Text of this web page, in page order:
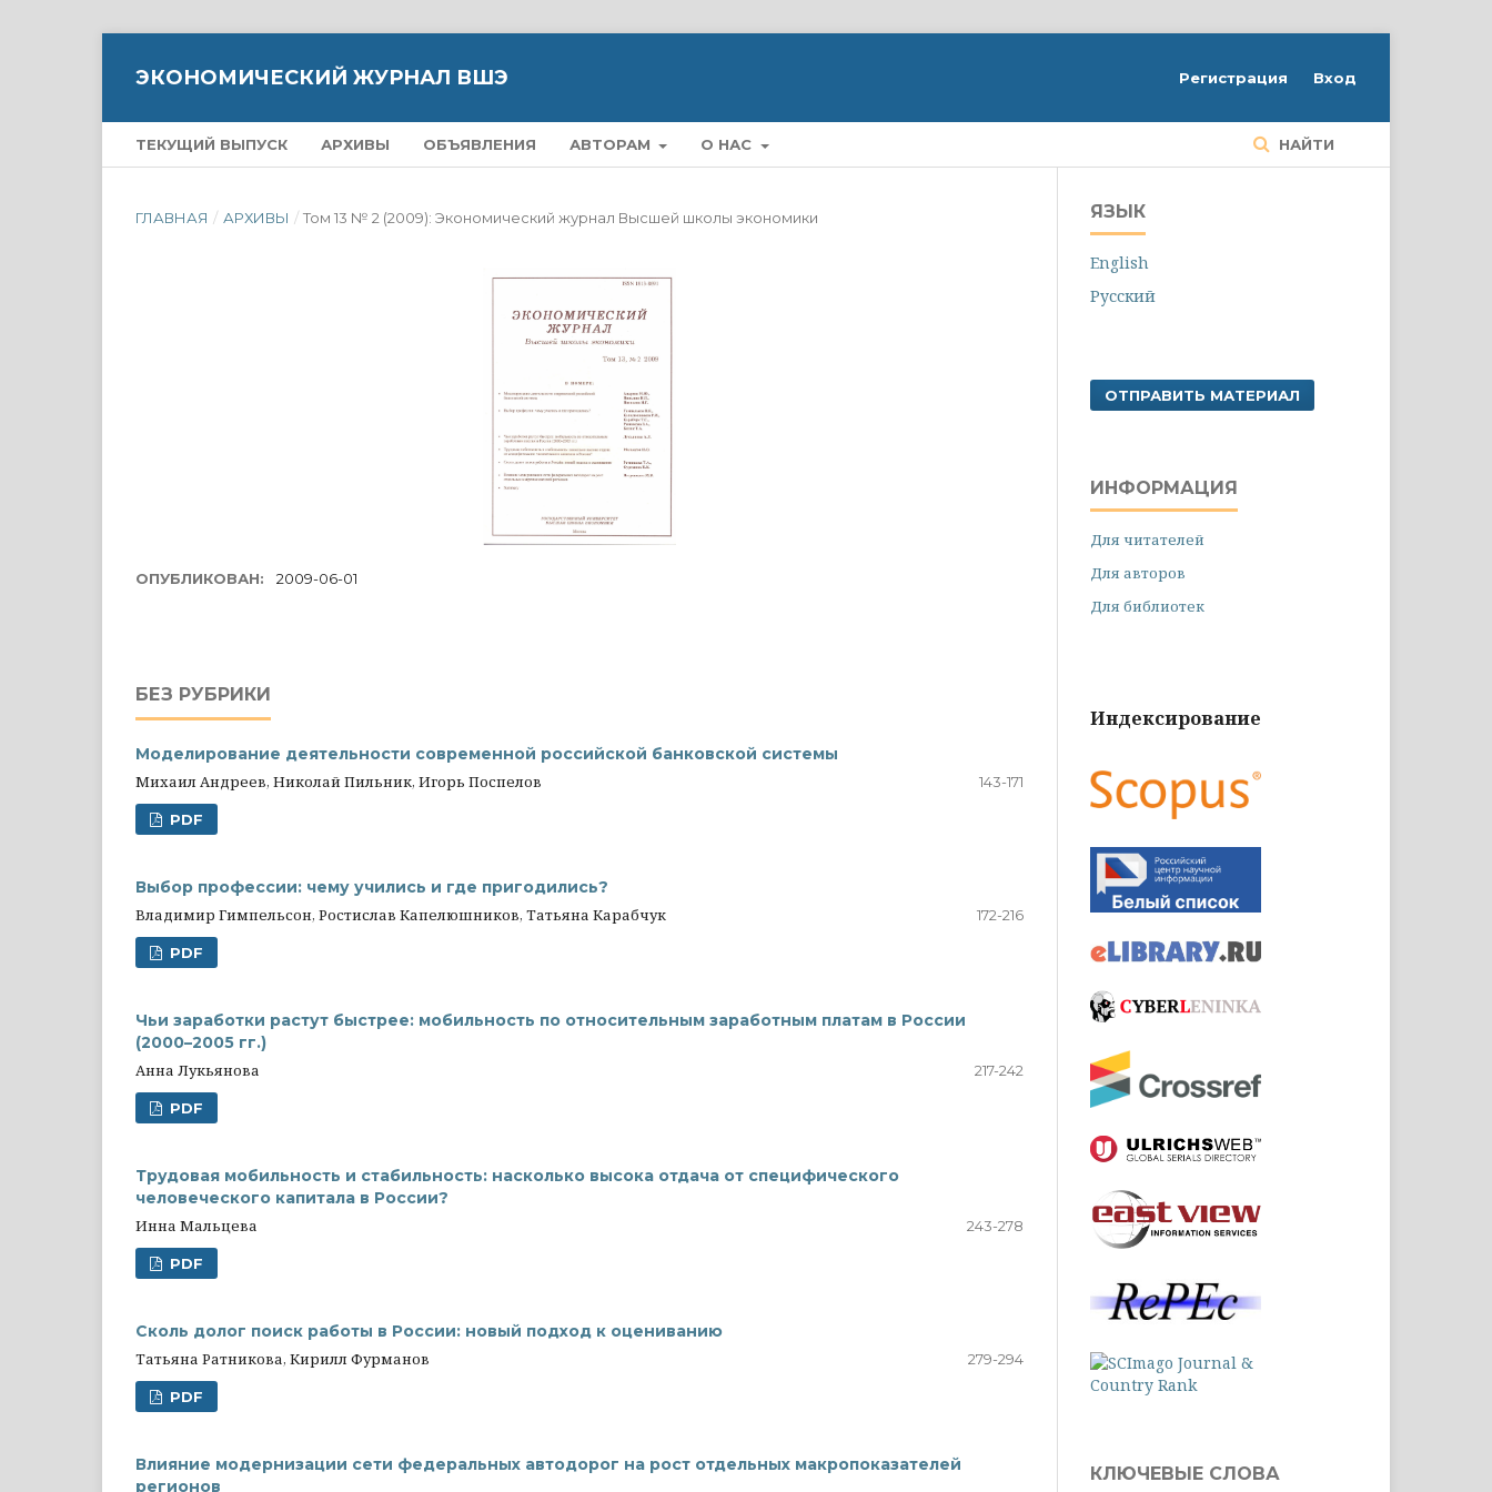
ЭКОНОМИЧЕСКИЙ ЖУРНАЛ ВШЭ
ТЕКУЩИЙ ВЫПУСК АРХИВЫ ОБЪЯВЛЕНИЯ АВТОРАМ О НАС НАЙТИ
Регистрация Вход
ГЛАВНАЯ / АРХИВЫ / Том 13 № 2 (2009): Экономический журнал Высшей школы экономики
ОПУБЛИКОВАН: 2009-06-01
БЕЗ РУБРИКИ
Моделирование деятельности современной российской банковской системы
Михаил Андреев, Николай Пильник, Игорь Поспелов
143-171
PDF
Выбор профессии: чему учились и где пригодились?
Владимир Гимпельсон, Ростислав Капелюшников, Татьяна Карабчук
172-216
PDF
Чьи заработки растут быстрее: мобильность по относительным заработным платам в России
(2000–2005 гг.)
Анна Лукьянова
217-242
PDF
Трудовая мобильность и стабильность: насколько высока отдача от специфического
человеческого капитала в России?
Инна Мальцева
243-278
PDF
Сколь долог поиск работы в России: новый подход к оцениванию
Татьяна Ратникова, Кирилл Фурманов
279-294
PDF
Влияние модернизации сети федеральных автодорог на рост отдельных макропоказателей
регионов
ЯЗЫК
English
Русский
ОТПРАВИТЬ МАТЕРИАЛ
ИНФОРМАЦИЯ
Для читателей
Для авторов
Для библиотек
Индексирование
КЛЮЧЕВЫЕ СЛОВА